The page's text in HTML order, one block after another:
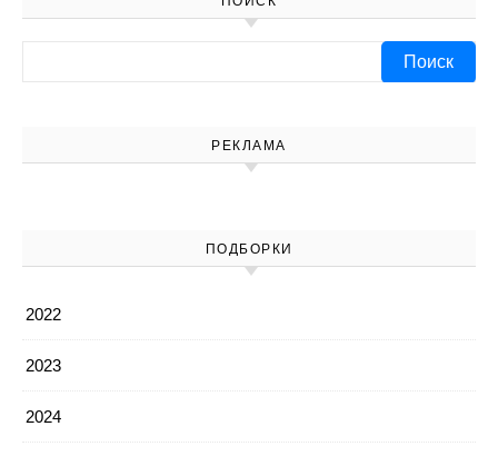
РЕКЛАМА
ПОДБОРКИ
2022
2023
2024